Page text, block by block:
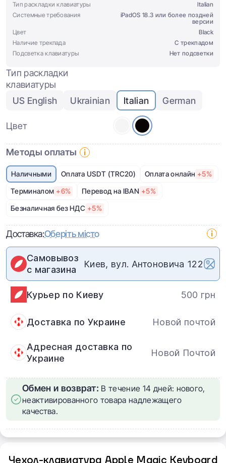
Тип раскладки клавиатуры
Italian
Системные требования
iPadOS 18.3 или более поздней
версии
Цвет
Black
Наличие трекпада
С трекпадом
Подсветка клавиатуры
Нет подсветки
Тип раскладки
клавиатуры
US English
Ukrainian Italian German
Цвет
Методы оплаты
Наличными Оплата USDT (TRC20) Оплата онлайн +5%
Терминалом +6% Перевод на IBAN +5%
Безналичная без НДС +5%
Доставка:Оберіть місто
Самовывоз
с магазина
Киев, вул. Антоновича 122
Курьер по Киеву 500 грн
Доставка по Украине Новой почтой
Адресная доставка по
Украине
Новой Почтой
Обмен и возврат: В течение 14 дней: нового,
неактивированного товара надлежащего
качества.